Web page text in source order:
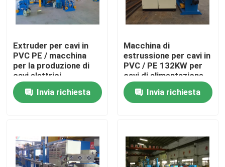
Visita alla fabbrica
Contattaci
Chiedi un preventivo
Macchine per estrusore di filo
Extruder per cavi in
PVC PE / macchina
per la produzione di
cavi elettrici
Invia richiesta
Macchina di
estrussione per cavi in
PVC / PE 132KW per
cavi di alimentazione
4*120
Invia richiesta